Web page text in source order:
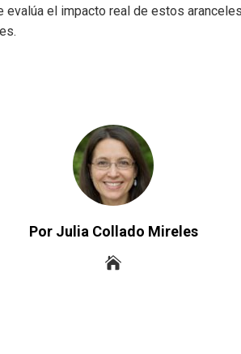
el impacto real de estos
Por Julia Collado Mireles